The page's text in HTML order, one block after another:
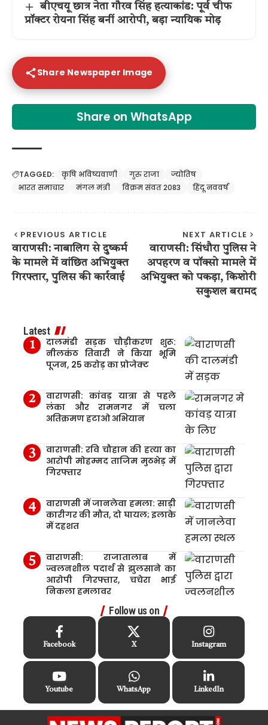
बीएचयू छात्र नेता गौरव सिंह हत्याकांड: पूर्व चीफ
प्रॉक्टर रोयना सिंह बनीं आरोपी, बड़ा न्यायिक मोड़
Share Newspaper Image
Share on WhatsApp
TAGGED: कृषि भविष्यवाणी गुरु राजा
ज्योतिष
भारत समाचार
मंगल मंत्री विक्रम संवत 2083 हिंदू नववर्ष
PREVIOUS ARTICLE
वाराणसी: नाबालिग से दुष्कर्म
के मामले में वांछित अभियुक्त
गिरफ्तार, पुलिस की कार्रवाई
NEXT ARTICLE
वाराणसी: सिंधौरा पुलिस ने
अपहरण व पॉक्सो मामले में
अभियुक्त को पकड़ा, किशोरी
सकुशल बरामद
Latest
दालमंडी सड़क चौड़ीकरण शुरू:
नीलकंठ तिवारी ने किया भूमि
पूजन, 25 करोड़ का प्रोजेक्ट
वाराणसी: कांवड़ यात्रा से पहले
लंका और रामनगर में चला
अतिक्रमण हटाओ अभियान
वाराणसी: रवि चौहान की हत्या का
आरोपी मोहम्मद ताजिम मुठभेड़ में
गिरफ्तार
वाराणसी में जानलेवा हमला: साड़ी
कारीगर की मौत, दो घायल; इलाके
में दहशत
वाराणसी: राजातालाब में
ज्वलनशील पदार्थ से झुलसाने का
आरोपी गिरफ्तार, चचेरा भाई
निकला हमलावर
Follow us on
Facebook X Instagram
Youtube WhatsApp LinkedIn